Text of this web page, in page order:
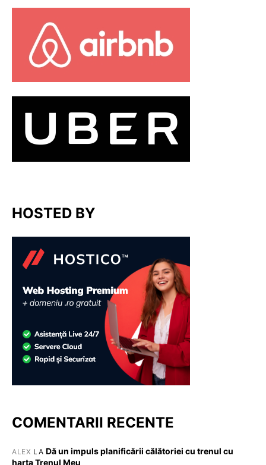
HOSTED BY
COMENTARII RECENTE
ALEX LA Dă un impuls planificării călătoriei cu trenul cu
harta Trenul Meu